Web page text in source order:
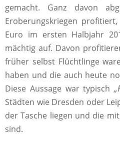
gemacht. Ganz davon
Eroberungskriegen
Euro im ersten Halbjahr
mächtig auf. Davon
früher selbst Flüchtlinge
haben und die auch heute
Diese Aussage war typisch
Städten wie Dresden oder
der Tasche liegen und die
sind.